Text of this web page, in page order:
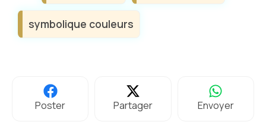
symbolique couleurs
Poster Partager Envoyer